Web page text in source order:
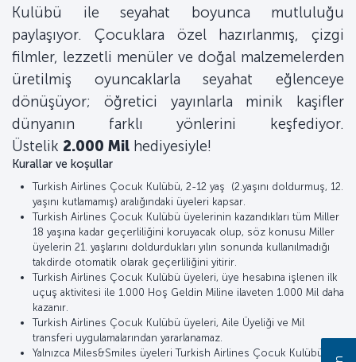
Kulübü ile seyahat boyunca mutluluğu
paylaşıyor. Çocuklara özel hazırlanmış, çizgi
filmler, lezzetli menüler ve doğal malzemelerden
üretilmiş oyuncaklarla seyahat eğlenceye
dönüşüyor; öğretici yayınlarla minik kaşifler
dünyanın farklı yönlerini keşfediyor.
Üstelik 2.000 Mil hediyesiyle!
Kurallar ve koşullar
Turkish Airlines Çocuk Kulübü, 2-12 yaş (2.yaşını doldurmuş, 12.
yaşını kutlamamış) aralığındaki üyeleri kapsar.
Turkish Airlines Çocuk Kulübü üyelerinin kazandıkları tüm Miller
18 yaşına kadar geçerliliğini koruyacak olup, söz konusu Miller
üyelerin 21. yaşlarını doldurdukları yılın sonunda kullanılmadığı
takdirde otomatik olarak geçerliliğini yitirir.
Turkish Airlines Çocuk Kulübü üyeleri, üye hesabına işlenen ilk
uçuş aktivitesi ile 1.000 Hoş Geldin Miline ilaveten 1.000 Mil daha
kazanır.
Turkish Airlines Çocuk Kulübü üyeleri, Aile Üyeliği ve Mil
transferi uygulamalarından yararlanamaz.
Yalnızca Miles&Smiles üyeleri Turkish Airlines Çocuk Kulübüne